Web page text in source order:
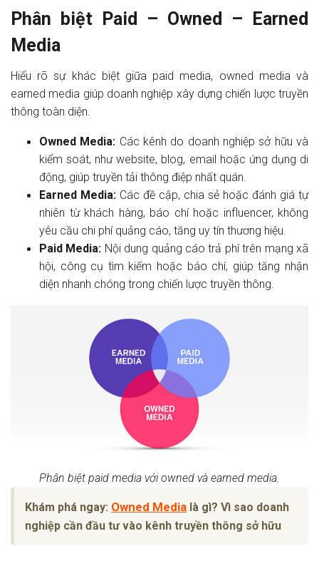
Phân biệt Paid – Owned – Earned
Media
Hiểu rõ sự khác biệt giữa paid media, owned media và
earned media giúp doanh nghiệp xây dựng chiến lược truyền
thông toàn diện.
Owned Media: Các kênh do doanh nghiệp sở hữu và
kiểm soát, như website, blog, email hoặc ứng dụng di
động, giúp truyền tải thông điệp nhất quán.
Earned Media: Các đề cập, chia sẻ hoặc đánh giá tự
nhiên từ khách hàng, báo chí hoặc influencer, không
yêu cầu chi phí quảng cáo, tăng uy tín thương hiệu.
Paid Media: Nội dung quảng cáo trả phí trên mạng xã
hội, công cụ tìm kiếm hoặc báo chí, giúp tăng nhận
diện nhanh chóng trong chiến lược truyền thông.
Phân biệt paid media với owned và earned media.
Khám phá ngay: Owned Media là gì? Vì sao doanh
nghiệp cần đầu tư vào kênh truyền thông sở hữu